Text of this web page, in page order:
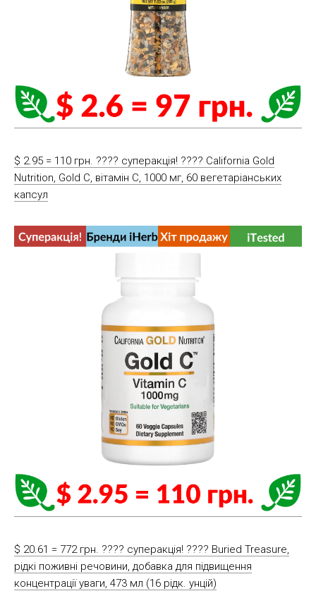
$ 2.95 = 110 грн. ???? cуперакція! ???? California Gold
Nutrition, Gold C, вітамін С, 1000 мг, 60 вегетаріанських
капсул
$ 20.61 = 772 грн. ???? cуперакція! ???? Buried Treasure,
рідкі поживні речовини, добавка для підвищення
концентрації уваги, 473 мл (16 рідк. унцій)